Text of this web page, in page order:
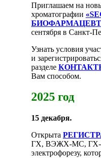
Приглашаем на
хроматографии
сентября в Санкт-
Узнать условия
и
разделе
Вам способом.
2025 год
15 декабря.
Открыта
ГХ, ВЭЖХ-МС, ГХ-
электрофорезу,